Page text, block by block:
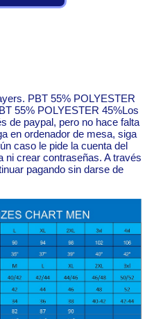
PBT 55% POLYESTER
55% POLYESTER 45%Los
de paypal, pero no hace falta
en ordenador de mesa, siga
caso le pide la cuenta del
ni crear contraseñas. A través
pagando sin darse de